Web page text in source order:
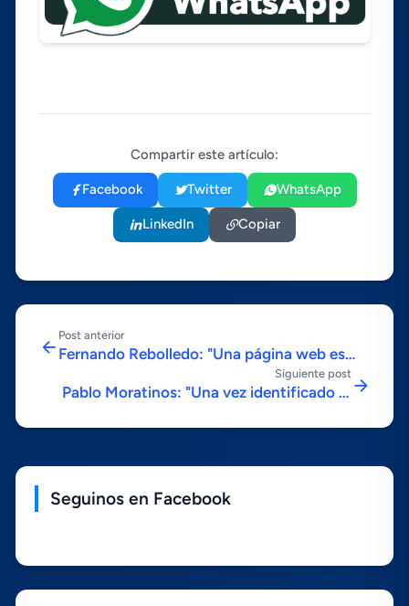
Compartir este artículo:
Facebook Twitter WhatsApp
LinkedIn Copiar
Post anterior
Fernando Rebolledo: "Una página web es
necesaria. Debemos ser dueños de nuestro
contenido y no d
Siguiente post
Pablo Moratinos: "Una vez identificado lo
Seguinos en Facebook